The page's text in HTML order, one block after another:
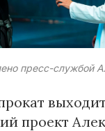
пресс-службой
проект